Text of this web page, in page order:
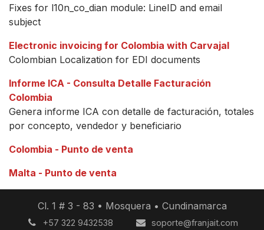
Fixes for l10n_co_dian module: LineID and email
subject
Electronic invoicing for Colombia with Carvajal
Colombian Localization for EDI documents
Informe ICA - Consulta Detalle Facturación
Colombia
Genera informe ICA con detalle de facturación, totales
por concepto, vendedor y beneficiario
Colombia - Punto de venta
Malta - Punto de venta
Cl. 1 # 3 - 83 • Mosquera • Cundinamarca
+57 322 9432538 soporte@franjait.com